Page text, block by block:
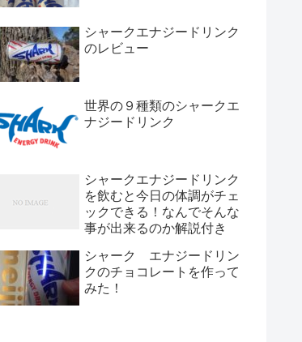
シャークエナジードリンク
のレビュー
世界の９種類のシャークエ
ナジードリンク
シャークエナジードリンク
を飲むと今日の体調がチェ
ックできる！なんでそんな
事が出来るのか解説付き
シャーク エナジードリン
クのチョコレートを作って
みた！